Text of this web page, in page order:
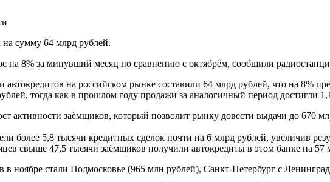
сумму 64 млрд рублей.
на 8% за минувший месяц по сравнению с октябрём, сообщили
на российском рынке составили 64 млрд рублей, что на 8%
тогда как в прошлом году продажи за аналогичный период достигли
активности заёмщиков, который позволит рынку довести выдачи до 670
более 5,8 тысячи кредитных сделок почти на 6 млрд рублей, увеличив
свыше 47,5 тысячи заёмщиков получили автокредиты в этом банке на 57
ноябре стали Подмосковье (965 млн рублей), Санкт-Петербург с